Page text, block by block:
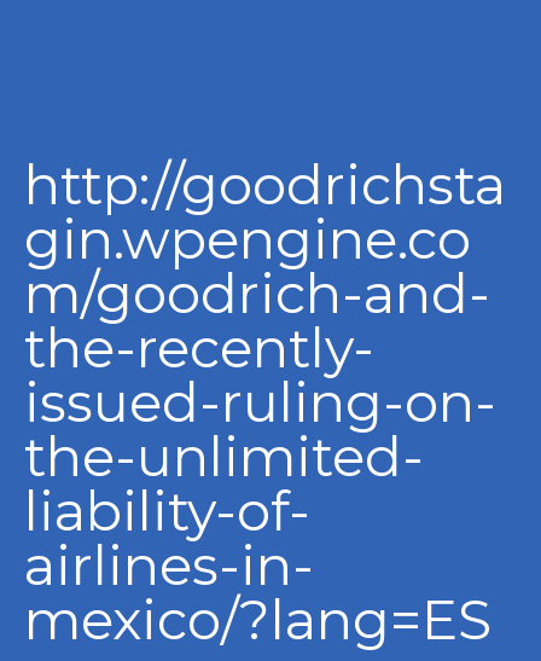
http://goodrichsta
gin.wpengine.co
m/goodrich-and-
the-recently-
issued-ruling-on-
the-unlimited-
liability-of-
airlines-in-
mexico/?lang=ES